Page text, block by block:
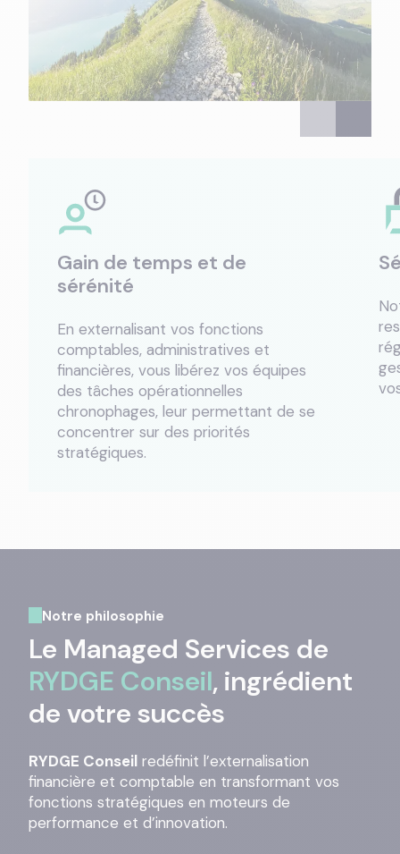
Gain de temps et de
sérénité
En externalisant vos fonctions
comptables, administratives et
financières, vous libérez vos équipes
des tâches opérationnelles
chronophages, leur permettant de se
concentrer sur des priorités
stratégiques.
Notre philosophie
Le Managed Services de
RYDGE Conseil, ingrédient
de votre succès
RYDGE Conseil redéfinit l’externalisation
financière et comptable en transformant vos
fonctions stratégiques en moteurs de
performance et d’innovation.